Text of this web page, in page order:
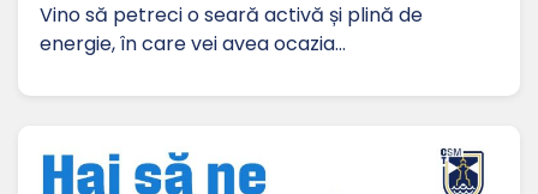
Vino să petreci o seară activă și plină de
energie, în care vei avea ocazia…